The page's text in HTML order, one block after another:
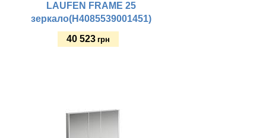
LAUFEN FRAME 25
зеркало(H4085539001451)
40 523 грн